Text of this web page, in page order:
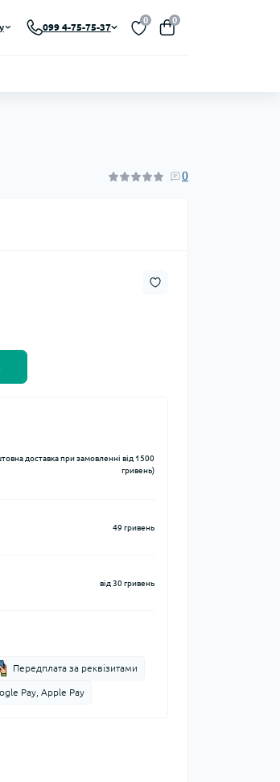
099 4-75-75-37
0 0
0
доставка при замовленні від 1500
гривень)
49 гривень
від 30 гривень
Передплата за реквізитами
Pay, Apple Pay